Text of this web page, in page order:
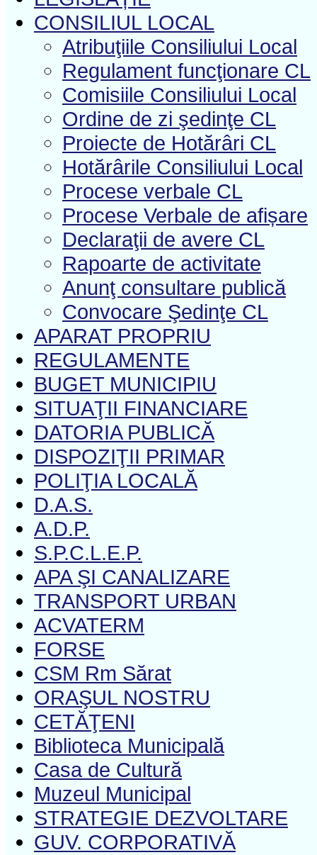
CONSILIUL LOCAL
Atribuţiile Consiliului Local
Regulament funcţionare CL
Comisiile Consiliului Local
Ordine de zi şedinţe CL
Proiecte de Hotărâri CL
Hotărârile Consiliului Local
Procese verbale CL
Procese Verbale de afișare
Declaraţii de avere CL
Rapoarte de activitate
Anunţ consultare publică
Convocare Şedinţe CL
APARAT PROPRIU
REGULAMENTE
BUGET MUNICIPIU
SITUAŢII FINANCIARE
DATORIA PUBLICĂ
DISPOZIŢII PRIMAR
POLIŢIA LOCALĂ
D.A.S.
A.D.P.
S.P.C.L.E.P.
APA ŞI CANALIZARE
TRANSPORT URBAN
ACVATERM
FORSE
CSM Rm Sărat
ORAŞUL NOSTRU
CETĂŢENI
Biblioteca Municipală
Casa de Cultură
Muzeul Municipal
STRATEGIE DEZVOLTARE
GUV. CORPORATIVĂ